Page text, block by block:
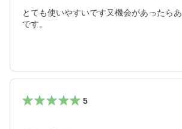
とても使いやすいです又機会があったら
です。
5